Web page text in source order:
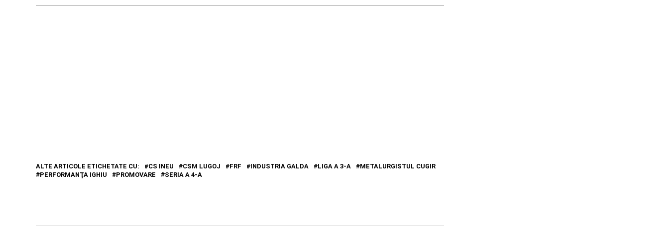
ALTE ARTICOLE ETICHETATE CU: CS INEU CSM LUGOJ FRF INDUSTRIA GALDA LIGA A 3-A
METALURGISTUL CUGIR
PERFORMANŢA IGHIU
PROMOVARE SERIA A 4-A